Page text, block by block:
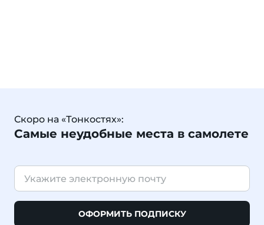
Скоро на «Тонкостях»:
Самые неудобные места в самолете
ОФОРМИТЬ ПОДПИСКУ